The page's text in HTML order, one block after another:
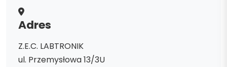
Adres
Z.E.C. LABTRONIK
ul. Przemysłowa 13/3U